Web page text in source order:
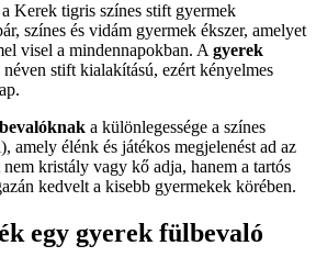
a Kerek tigris színes stift gyermek
színes és vidám gyermek ékszer, amelyet
visel a mindennapokban. A gyerek
néven stift kialakítású, ezért kényelmes
a különlegessége a színes
amely élénk és játékos megjelenést ad az
kristály vagy kő adja, hanem a tartós
kedvelt a kisebb gyermekek körében.
egy gyerek fülbevaló